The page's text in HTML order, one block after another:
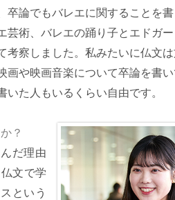
卒論でもバレエに関することを書
芸術、バレエの踊り子とエドガ
考察しました。私みたいに仏文は
画や映画音楽について卒論を書
た人もいるくらい自由です。
？
だ理由
文で学
という